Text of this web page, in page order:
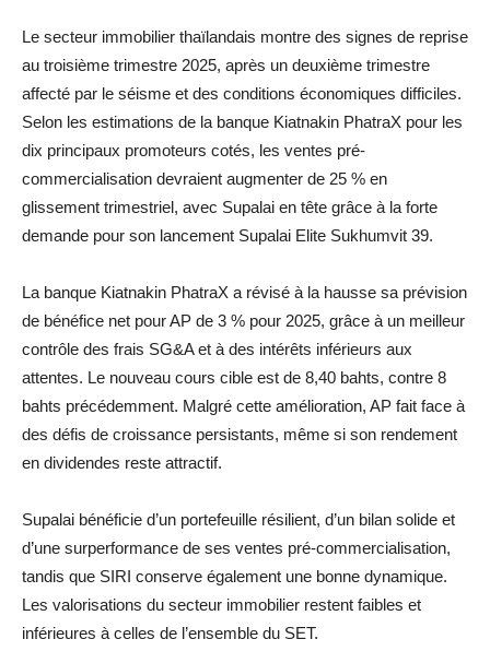
Le secteur immobilier thaïlandais montre des signes de reprise
au troisième trimestre 2025, après un deuxième trimestre
affecté par le séisme et des conditions économiques difficiles.
Selon les estimations de la banque Kiatnakin PhatraX pour les
dix principaux promoteurs cotés, les ventes pré-
commercialisation devraient augmenter de 25 % en
glissement trimestriel, avec Supalai en tête grâce à la forte
demande pour son lancement Supalai Elite Sukhumvit 39.
La banque Kiatnakin PhatraX a révisé à la hausse sa prévision
de bénéfice net pour AP de 3 % pour 2025, grâce à un meilleur
contrôle des frais SG&A et à des intérêts inférieurs aux
attentes. Le nouveau cours cible est de 8,40 bahts, contre 8
bahts précédemment. Malgré cette amélioration, AP fait face à
des défis de croissance persistants, même si son rendement
en dividendes reste attractif.
Supalai bénéficie d’un portefeuille résilient, d’un bilan solide et
d’une surperformance de ses ventes pré-commercialisation,
tandis que SIRI conserve également une bonne dynamique.
Les valorisations du secteur immobilier restent faibles et
inférieures à celles de l’ensemble du SET.